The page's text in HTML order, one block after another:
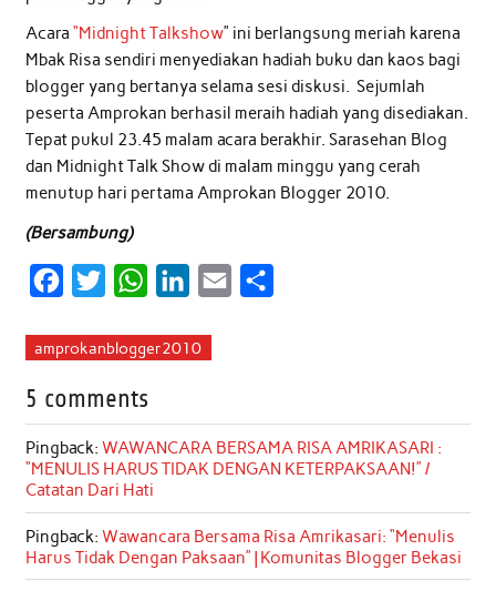
Acara “Midnight Talkshow” ini berlangsung meriah karena
Mbak Risa sendiri menyediakan hadiah buku dan kaos bagi
blogger yang bertanya selama sesi diskusi. Sejumlah
peserta Amprokan berhasil meraih hadiah yang disediakan.
Tepat pukul 23.45 malam acara berakhir. Sarasehan Blog
dan Midnight Talk Show di malam minggu yang cerah
menutup hari pertama Amprokan Blogger 2010.
(Bersambung)
c
b
o
o
k
i
t
e
r
W
a
s
A
p
p
n
d
I
n
amprokanblogger2010
5 comments
Pingback: WAWANCARA BERSAMA RISA AMRIKASARI :
“MENULIS HARUS TIDAK DENGAN KETERPAKSAAN!” /
Catatan Dari Hati
Pingback: Wawancara Bersama Risa Amrikasari: “Menulis
Harus Tidak Dengan Paksaan” | Komunitas Blogger Bekasi